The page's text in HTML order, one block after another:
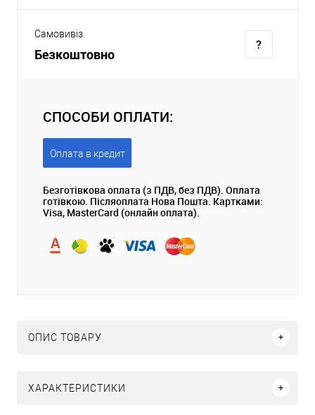
Самовивіз
Безкоштовно
СПОСОБИ ОПЛАТИ:
Оплата в кредит
Безготівкова оплата (з ПДВ, без ПДВ). Оплата
готівкою. Післяоплата Нова Пошта. Картками:
Visa, MasterCard (онлайн оплата).
ОПИС ТОВАРУ
ХАРАКТЕРИСТИКИ